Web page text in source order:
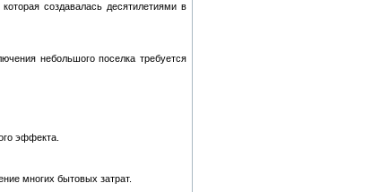
создавалась десятилетиями в
небольшого поселка требуется
эффекта.
многих бытовых затрат.